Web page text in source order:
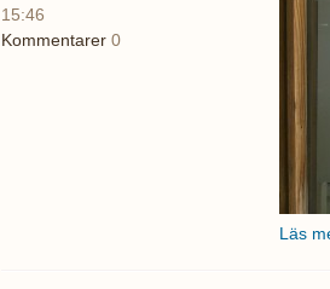
15:46
Kommentarer 0
Läs